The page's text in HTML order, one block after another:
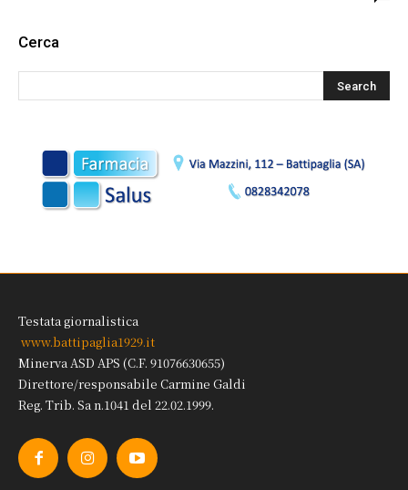
Cerca
Testata giornalistica
www.battipaglia1929.it
Minerva ASD APS (C.F. 91076630655)
Direttore/responsabile Carmine Galdi
Reg. Trib. Sa n.1041 del 22.02.1999.